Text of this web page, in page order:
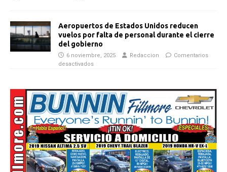
Aeropuertos de Estados Unidos reducen
vuelos por falta de personal durante el cierre
del gobierno
6 noviembre, 2025 Redaccion
Comentarios
desactivados